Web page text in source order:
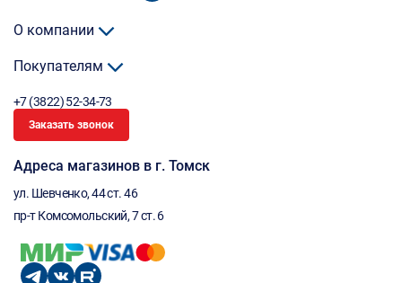
О компании
Покупателям
+7 (3822) 52-34-73
Заказать звонок
Адреса магазинов в г. Томск
ул. Шевченко, 44 ст. 46
пр-т Комсомольский, 7 ст. 6